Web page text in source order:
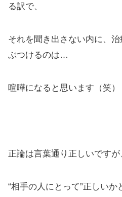
る訳で、
それを聞き出さない内に、
ぶつけるのは…
喧嘩になると思います（笑）
正論は言葉通り正しいですが
“相手の人にとって”正しい